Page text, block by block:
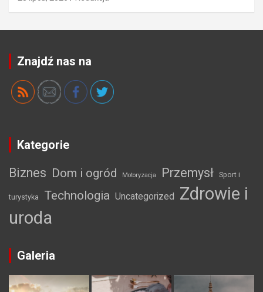
Znajdź nas na
Kategorie
Biznes Dom i ogród Motoryzacja Przemysł Sport i
turystyka Technologia Uncategorized
Zdrowie i
uroda
Galeria